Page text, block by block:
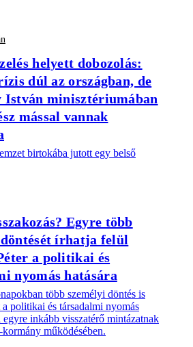
helyett dobozolás:
dúl az országban, de
István minisztériumában
mással vannak
birtokába jutott egy belső
Egyre több
írhatja felül
a politikai és
nyomás hatására
több személyi döntés is
politikai és társadalmi nyomás
egyre inkább visszatérő mintázatnak
működésében.